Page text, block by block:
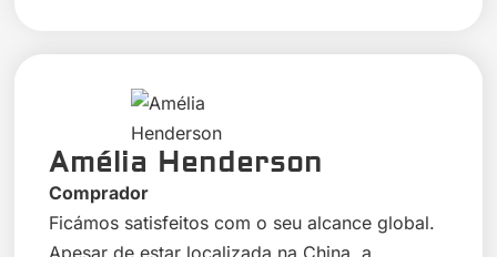
Amélia Henderson
Comprador
Ficámos satisfeitos com o seu alcance global.